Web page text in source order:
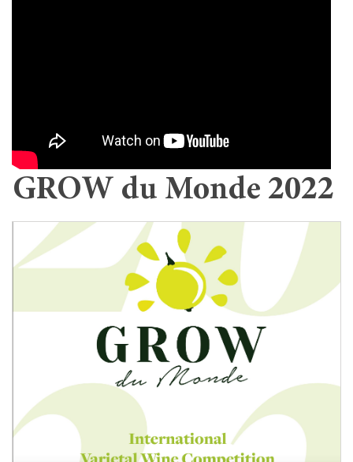
GROW du Monde 2022